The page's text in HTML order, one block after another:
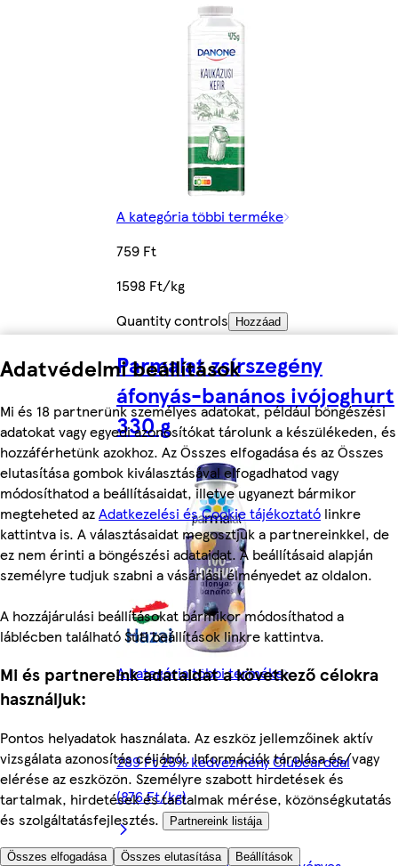
Adatvédelmi beállítások
Mi és 18 partnerünk személyes adatokat, például böngészési
adatokat vagy egyedi azonosítókat tárolunk a készülékeden, és
hozzáférhetünk azokhoz. Az Összes elfogadása és az Összes
elutasítása gombok kiválasztásával elfogadhatod vagy
módosíthatod a beállításaidat, illetve ugyanezt bármikor
megteheted azAdatkezelési és Cookie tájékoztató linkre
kattintva is. A választásaidat megosztjuk a partnereinkkel, de
ez nem érinti a böngészési adataidat. A beállításaid alapján
személyre tudjuk szabni a vásárlási élményedet az oldalon.
A hozzájárulási beállításokat bármikor módosíthatod a
láblécben található Süti beállítások linkre kattintva.
Mi és partnereink adataidat a következő célokra
használjuk:
Pontos helyadatok használata. Az eszköz jellemzőinek aktív
vizsgálata azonosítás céljából. Információk tárolása és/vagy
elérése az eszközön. Személyre szabott hirdetések és
tartalmak, hirdetések és tartalmak mérése, közönségkutatás
és szolgáltatásfejlesztés.
Partnereink listája
Összes elfogadása Összes elutasítása Beállítások
A kategória többi terméke
759 Ft
1598 Ft/kg
Quantity controls
Hozzáad
Parmalat zsírszegény
áfonyás-banános ivójoghurt
330 g
A kategória többi terméke
289 Ft 25% kedvezmény Clubcarddal
(876 Ft/kg)